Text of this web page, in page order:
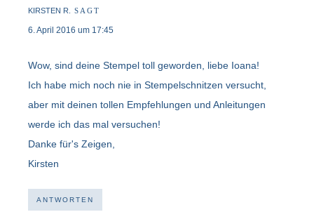
KIRSTEN R. SAGT
6. April 2016 um 17:45
Wow, sind deine Stempel toll geworden, liebe Ioana!
Ich habe mich noch nie in Stempelschnitzen versucht,
aber mit deinen tollen Empfehlungen und Anleitungen
werde ich das mal versuchen!
Danke für's Zeigen,
Kirsten
ANTWORTEN